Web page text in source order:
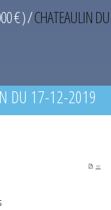
€ )/CHATEAULIN DU
DU 17-12-2019
PDF